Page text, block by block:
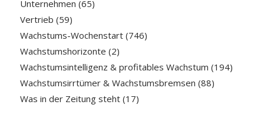
Unternehmen (65)
Vertrieb (59)
Wachstums-Wochenstart(746)
Wachstumshorizonte (2)
Wachstumsintelligenz & profitables Wachstum (194)
Wachstumsirrtümer & Wachstumsbremsen (88)
Was in der Zeitung steht(17)